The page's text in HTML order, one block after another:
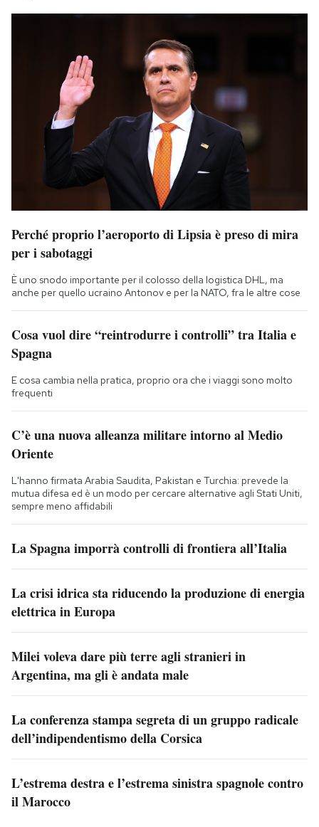
Perché proprio l’aeroporto di Lipsia è preso di mira
per i sabotaggi
È uno snodo importante per il colosso della logistica DHL, ma
anche per quello ucraino Antonov e per la NATO, fra le altre cose
Cosa vuol dire “reintrodurre i controlli” tra Italia e
Spagna
E cosa cambia nella pratica, proprio ora che i viaggi sono molto
frequenti
C’è una nuova alleanza militare intorno al Medio
Oriente
L'hanno firmata Arabia Saudita, Pakistan e Turchia: prevede la
mutua difesa ed è un modo per cercare alternative agli Stati Uniti,
sempre meno affidabili
La Spagna imporrà controlli di frontiera all’Italia
La crisi idrica sta riducendo la produzione di energia
elettrica in Europa
Milei voleva dare più terre agli stranieri in
Argentina, ma gli è andata male
La conferenza stampa segreta di un gruppo radicale
dell’indipendentismo della Corsica
L’estrema destra e l’estrema sinistra spagnole contro
il Marocco